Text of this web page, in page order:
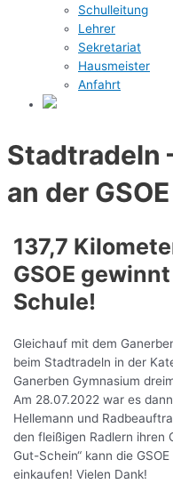
Schulleitung
Lehrer
Sekretariat
Hausmeister
Anfahrt
Stadtradeln
an der GSOE
137,7
GSOE
Schule!
Gleichauf mit dem
beim Stadtradeln in der
Ganerben Gymnasium
Am 28.07.2022 war es
Hellemann und
den fleißigen Radlern ihren
Gut-Schein“ kann die
einkaufen! Vielen Dank!